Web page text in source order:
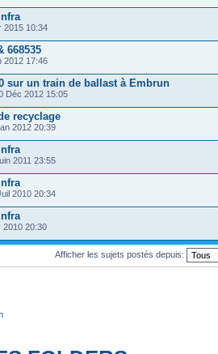
2015 10:34
668535
2012 17:46
sur un train de ballast à Embrun
Déc 2012 15:05
recyclage
2012 20:39
2011 23:55
2010 20:34
2010 20:30
Afficher les sujets postés depuis: